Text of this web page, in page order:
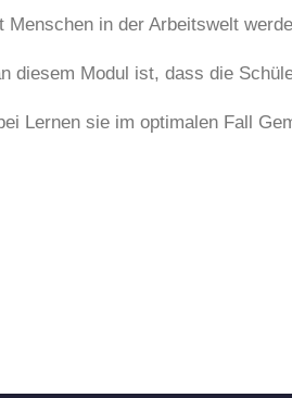
Menschen in der Arbeitswelt
diesem Modul ist, dass die
Lernen sie im optimalen Fall